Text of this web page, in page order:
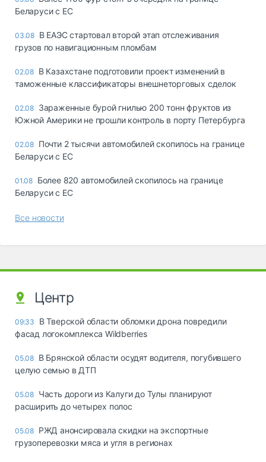
Беларуси с ЕС
03.08 В ЕАЭС стартовал второй этап отслеживания
грузов по навигационным пломбам
02.08 В Казахстане подготовили проект изменений в
таможенные классификаторы внешнеторговых сделок
02.08 Зараженные бурой гнилью 200 тонн фруктов из
Южной Америки не прошли контроль в порту Петербурга
02.08 Почти 2 тысячи автомобилей скопилось на границе
Беларуси с ЕС
01.08 Более 820 автомобилей скопилось на границе
Беларуси с ЕС
Все новости
Центр
09:33
В Тверской области обломки дрона повредили
фасад логокомплекса Wildberries
05.08 В Брянской области осудят водителя, погубившего
целую семью в ДТП
05.08 Часть дороги из Калуги до Тулы планируют
расширить до четырех полос
05.08 РЖД анонсировала скидки на экспортные
грузоперевозки мяса и угля в регионах